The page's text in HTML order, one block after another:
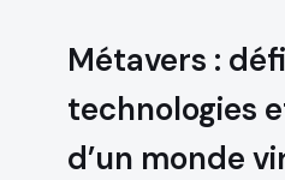
Métavers :
technologies
d’un monde